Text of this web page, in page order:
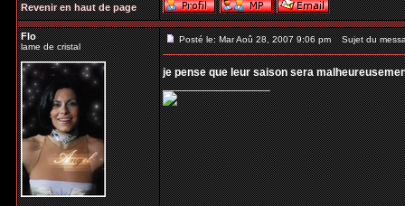
Revenir en haut de page
Flo
lame de cristal
Posté le: Mar Aoû 28, 2007 9:06 pm Sujet du
je pense que leur saison sera
_________________